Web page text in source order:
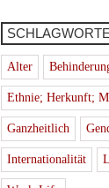
SCHLAGWORTE
Alter
Ethnie; Herkunft;
Ganzheitlich
Internationalität